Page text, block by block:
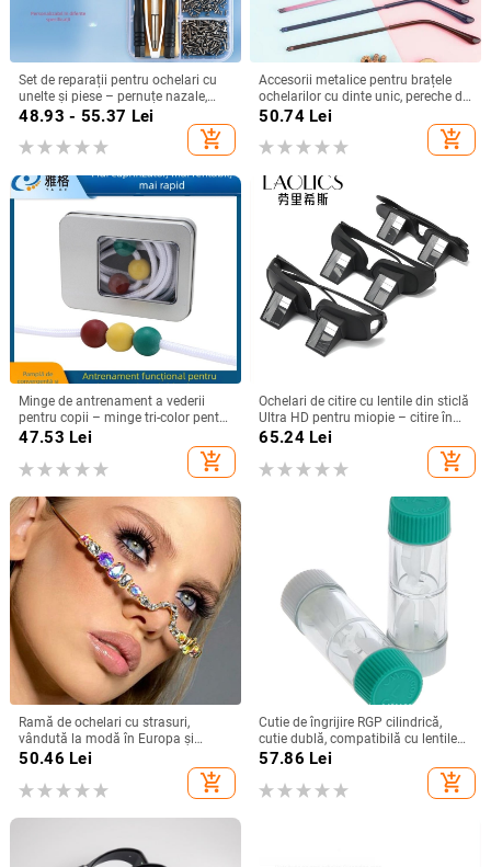
Set de reparații pentru ochelari cu
unelte și piese – pernuțe nazale,
piulițe și șaibe, șuruburi și
șurubelniță pentru ochelari fără
rame
48.93 - 55.37 Lei
add_shopping_cart
Accesorii metalice pentru brațele
ochelarilor cu dinte unic, pereche de
accesorii pentru repararea ramei,
potrivire universală pentru miopie
50.74Lei
add_shopping_cart
Minge de antrenament a vederii
pentru copii – minge tri-color pentru
viziune stereoscopică, utilizare
47.53 Lei
add_shopping_cart
Ochelari de citire cu lentile din sticlă
Ultra HD pentru miopie – citire în
poziție culcată
65.24Lei
add_shopping_cart
Ramă de ochelari cu strasuri,
vândută la modă în Europa și
America, simplă, fără lentile,
personalitate la modă, celebrități de
internet, decorare a feței, accesorii
50.46 Lei
add_shopping_cart
Cutie de îngrijire RGP cilindrică,
cutie dublă, compatibilă cu lentile
OK, Model M-001
57.86 Lei
add_shopping_cart